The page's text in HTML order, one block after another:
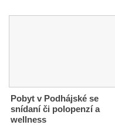
Pobyt v Podhájské se
snídaní či polopenzí a
wellness